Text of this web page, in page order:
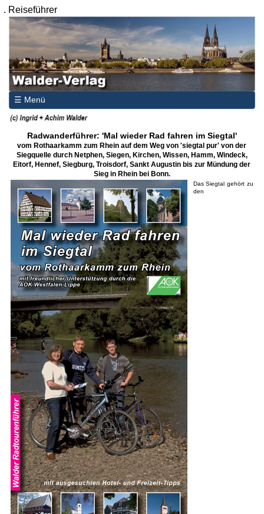
. Reiseführer
☰ Menü
Radwanderführer: 'Mal wieder Rad fahren im Siegtal'
vom Rothaarkamm zum Rhein auf dem Weg von 'siegtal pur' von der
Siegquelle durch Netphen, Siegen, Kirchen, Wissen, Hamm, Windeck,
Eitorf, Hennef, Siegburg, Troisdorf, Sankt Augustin bis zur Mündung der
Sieg in Rhein bei Bonn.
Das Siegtal gehört zu
den